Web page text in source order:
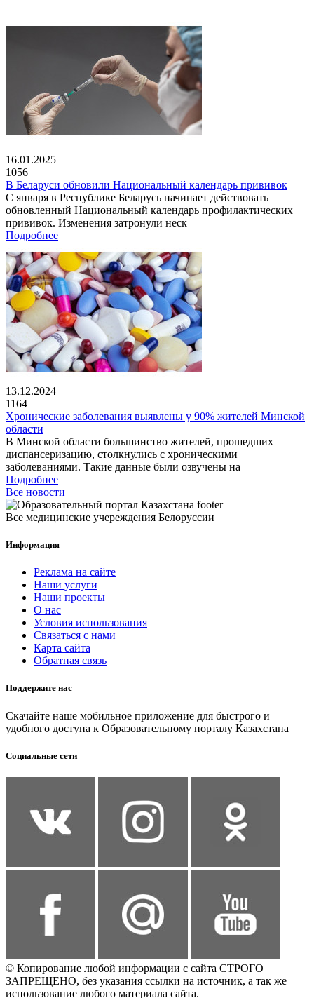
16.01.2025
1056
В Беларуси обновили Национальный календарь прививок
С января в Республике Беларусь начинает действовать
обновленный Национальный календарь профилактических
прививок. Изменения затронули неск
Подробнее
13.12.2024
1164
Хронические заболевания выявлены у 90% жителей Минской
области
В Минской области большинство жителей, прошедших
диспансеризацию, столкнулись с хроническими
заболеваниями. Такие данные были озвучены на
Подробнее
Все новости
Все медицинские учереждения Белоруссии
Информация
Реклама на сайте
Наши услуги
Наши проекты
О нас
Условия использования
Связаться с нами
Карта сайта
Обратная связь
Поддержите нас
Скачайте наше мобильное приложение для быстрого и
удобного доступа к Образовательному порталу Казахстана
Социальные сети
© Копирование любой информации с сайта СТРОГО
ЗАПРЕЩЕНО, без указания ссылки на источник, а так же
использование любого материала сайта.